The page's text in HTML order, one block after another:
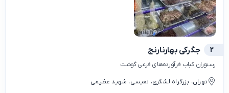
2 جگرکی بهارنارنج
رستوران کباب فرآورده‌های فرعی گوشت
تهران، بزرگراه لشگری، نفیسی، شهید عظیمی